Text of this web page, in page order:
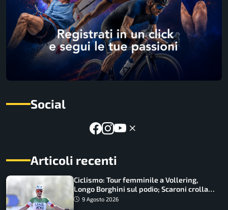
Social
Articoli recenti
Ciclismo: Tour femminile a Vollering,
Longo Borghini sul podio; Scaroni crolla
in Polonia
9 Agosto 2026